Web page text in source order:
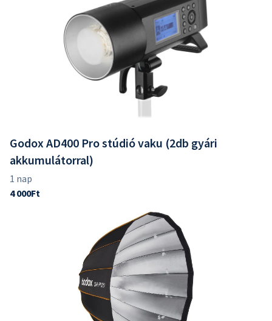
Godox AD400 Pro stúdió vaku (2db gyári
akkumulátorral)